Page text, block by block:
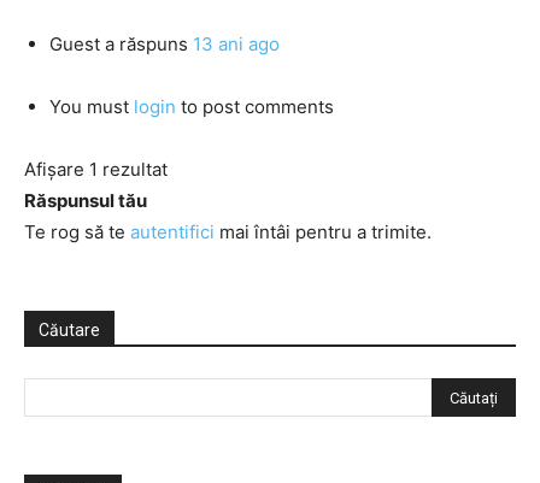
Guest a răspuns 13 ani ago
You must login to post comments
Afișare 1 rezultat
Răspunsul tău
Te rog să te autentifici mai întâi pentru a trimite.
Căutare